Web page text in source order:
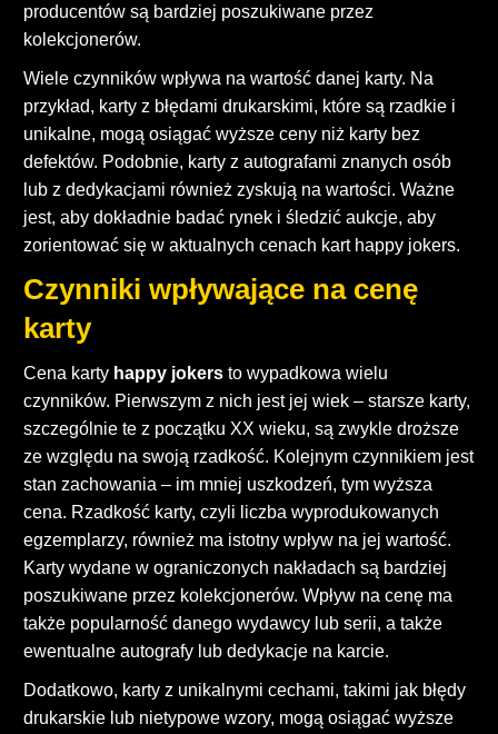
producentów są bardziej poszukiwane przez
kolekcjonerów.
Wiele czynników wpływa na wartość danej karty. Na
przykład, karty z błędami drukarskimi, które są rzadkie i
unikalne, mogą osiągać wyższe ceny niż karty bez
defektów. Podobnie, karty z autografami znanych osób
lub z dedykacjami również zyskują na wartości. Ważne
jest, aby dokładnie badać rynek i śledzić aukcje, aby
zorientować się w aktualnych cenach kart happy jokers.
Czynniki wpływające na cenę
karty
Cena karty happy jokers to wypadkowa wielu
czynników. Pierwszym z nich jest jej wiek – starsze karty,
szczególnie te z początku XX wieku, są zwykle droższe
ze względu na swoją rzadkość. Kolejnym czynnikiem jest
stan zachowania – im mniej uszkodzeń, tym wyższa
cena. Rzadkość karty, czyli liczba wyprodukowanych
egzemplarzy, również ma istotny wpływ na jej wartość.
Karty wydane w ograniczonych nakładach są bardziej
poszukiwane przez kolekcjonerów. Wpływ na cenę ma
także popularność danego wydawcy lub serii, a także
ewentualne autografy lub dedykacje na karcie.
Dodatkowo, karty z unikalnymi cechami, takimi jak błędy
drukarskie lub nietypowe wzory, mogą osiągać wyższe